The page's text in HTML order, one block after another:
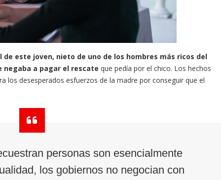
de este joven, nieto de uno de los hombres más ricos del
negaba a pagar el rescate que pedía por el chico. Los hechos
los desesperados esfuerzos de la madre por conseguir que el
personas son esencialmente
los gobiernos no negocian con